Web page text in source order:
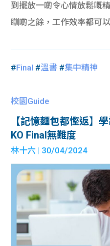
到擺放一啲令心情放鬆嘅
瞓啲之餘，工作效率都可
#Final #溫書 #集中精神
校園Guide
【記憶麵包都慳返】
KO Final無難度
林十六 | 30/04/2024